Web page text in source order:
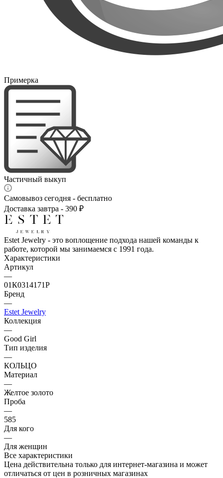
Примерка
Частичный выкуп
Самовывоз сегодня - бесплатно
Доставка завтра - 390 ₽
Estet Jewelry - это воплощение подхода нашей команды к
работе, которой мы занимаемся с 1991 года.
Характеристики
Артикул
—
01К0314171Р
Бренд
—
Estet Jewelry
Коллекция
—
Good Girl
Тип изделия
—
КОЛЬЦО
Материал
—
Желтое золото
Проба
—
585
Для кого
—
Для женщин
Все характеристики
Цена действительна только для интернет-магазина и может
отличаться от цен в розничных магазинах